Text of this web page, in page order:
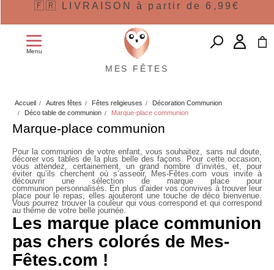
🇫🇷 LIVRAISON à partir de 6,99€
Menu
MES FÊTES
Accueil Autres fêtes Fêtes religieuses
Décoration Communion
Déco table de communion
Marque-place communion
Marque-place communion
Pour la communion de votre enfant, vous souhaitez, sans nul doute,
décorer vos tables de la plus belle des façons. Pour cette occasion,
vous attendez, certainement, un grand nombre d’invités, et, pour
éviter qu’ils cherchent où s’asseoir, Mes-Fêtes.com vous invite à
découvrir une sélection de marque place pour
communion personnalisés. En plus d’aider vos convives à trouver leur
place pour le repas, elles ajouteront une touche de déco bienvenue.
Vous pourrez trouver la couleur qui vous correspond et qui correspond
au thème de votre belle journée.
Les marque place communion
pas chers colorés de Mes-
Fêtes.com !